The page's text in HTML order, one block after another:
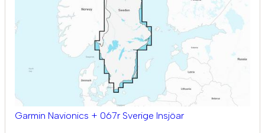
Garmin Navionics + 067r Sverige Insjöar